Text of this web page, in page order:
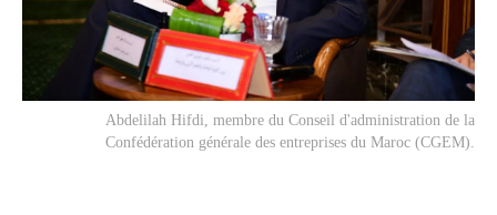
Abdelilah Hifdi, membre du Conseil d'administration de la
Confédération générale des entreprises du Maroc (CGEM).